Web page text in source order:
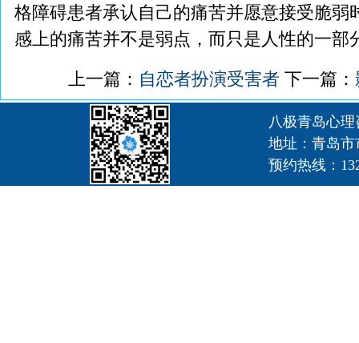
格障碍患者承认自己的痛苦并愿意接受脆弱
感上的痛苦并不是弱点，而只是人性的一部
上一篇： 自恋者扮演受害者 下一篇：
八极青岛心
地址：青岛市
预约热线：